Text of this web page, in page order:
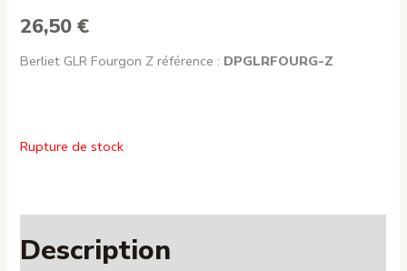
26,50€
Berliet GLR Fourgon Z référence : DPGLRFOURG-Z
Rupture de stock
Description